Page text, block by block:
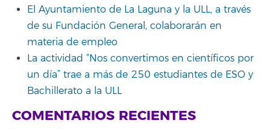
El Ayuntamiento de La Laguna y la ULL, a través
de su Fundación General, colaborarán en
materia de empleo
La actividad “Nos convertimos en científicos por
un día” trae a más de 250 estudiantes de ESO y
Bachillerato a la ULL
COMENTARIOS RECIENTES